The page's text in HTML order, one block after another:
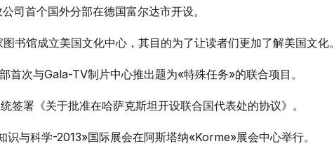
司首个国外分部在德国富尔达市开设。
书馆成立美国文化中心，其目的为了让读者们更加了解美国文化。
首次与Gala-TV制片中心推出题为«特殊任务»的联合项目。
签署《关于批准在哈萨克斯坦开设联合国代表处的协议》。
识与科学-2013»国际展会在阿斯塔纳«Korme»展会中心举行。